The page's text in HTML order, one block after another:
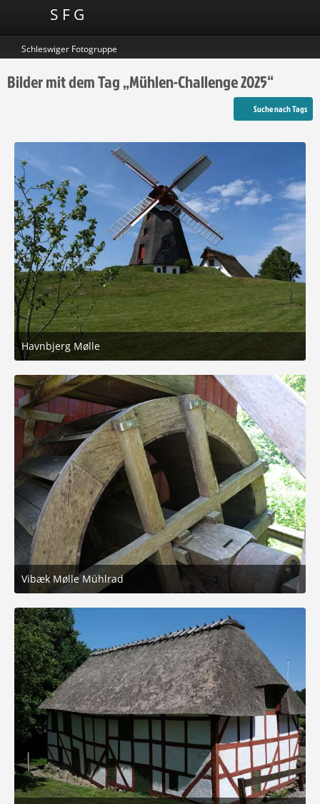
S F G
Schleswiger Fotogruppe
Bilder mit dem Tag „Mühlen-Challenge 2025“
Suche nach Tags
Havnbjerg Mølle
16. Juni 2025 um 16:48
6
Vibæk Mølle Mühlrad
16. Juni 2025 um 16:48
5